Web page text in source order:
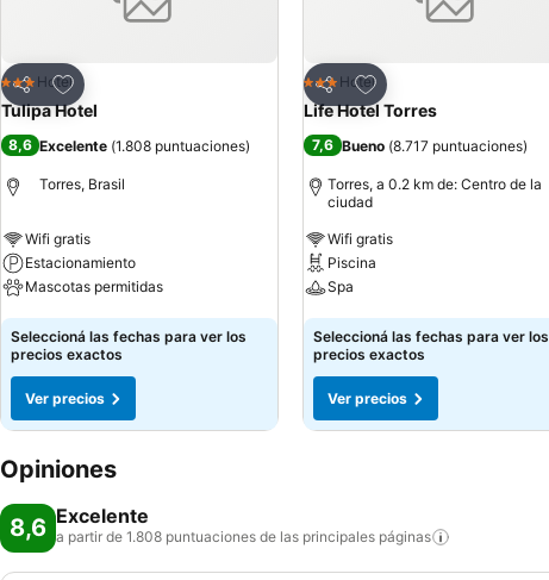
Compartir
Añadir a favoritos
3 Estrellas
Hotel
Tulipa Hotel
8,6 Excelente (1.808 puntuaciones)
Torres, Brasil
Wifi gratis
Estacionamiento
Mascotas permitidas
Ver precios
Seleccioná las fechas para ver los
precios exactos
Ver precios
Compartir
Añadir a favoritos
3 Estrellas
Hotel
Life Hotel Torres
7,6 Bueno (8.717 puntuaciones)
Torres, a 0.2 km de: Centro de la
ciudad
Wifi gratis
Piscina
Spa
Ver precios
Seleccioná las fechas para ver los
precios exactos
Ver precios
Opiniones
8,6 Excelente
a partir de 1.808 puntuaciones de las principales páginas